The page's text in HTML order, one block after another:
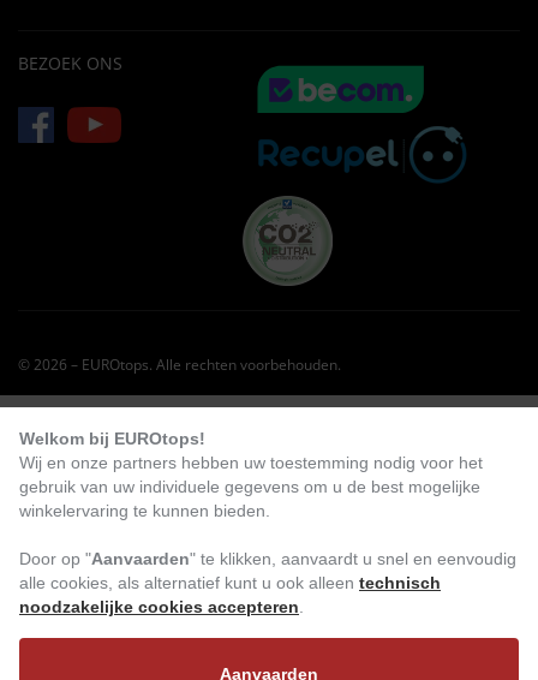
BEZOEK ONS
© 2026 – EUROtops. Alle rechten voorbehouden.
-40 %
Welkom bij EUROtops!
Wij en onze partners hebben uw toestemming nodig voor het
gebruik van uw individuele gegevens om u de best mogelijke
winkelervaring te kunnen bieden.
Door op "Aanvaarden" te klikken, aanvaardt u snel en eenvoudig
alle cookies, als alternatief kunt u ook alleen technisch
noodzakelijke cookies accepteren
Aanvaarden